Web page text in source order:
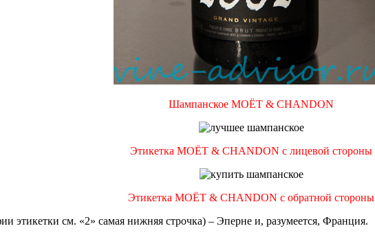
Шампанское MOЁT & CHANDON
Этикетка MOЁT & CHANDON с лицевой стороны
Этикетка MOЁT & CHANDON с обратной стороны
этикетки см. «2» самая нижняя строчка) – Эперне и, разумеется, Франция.